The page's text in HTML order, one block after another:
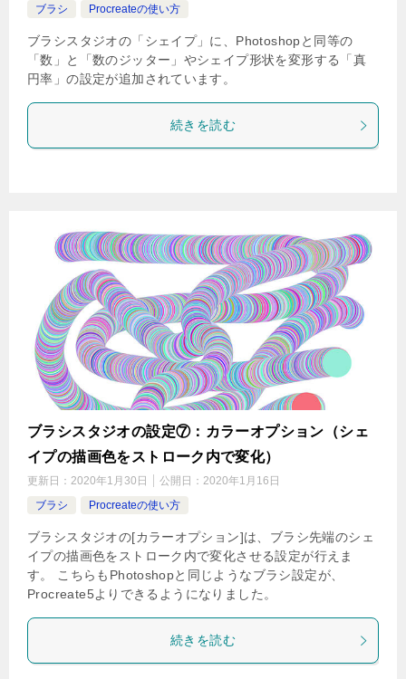
ブラシ
Procreateの使い方
ブラシスタジオの「シェイプ」に、Photoshopと同等の
「数」と「数のジッター」やシェイプ形状を変形する「真
円率」の設定が追加されています。
続きを読む
ブラシスタジオの設定⑦：カラーオプション（シェ
イプの描画色をストローク内で変化）
更新日： 2020年1月30日 公開日： 2020年1月16日
ブラシ
Procreateの使い方
ブラシスタジオの[カラーオプション]は、ブラシ先端のシェ
イプの描画色をストローク内で変化させる設定が行えま
す。 こちらもPhotoshopと同じようなブラシ設定が、
Procreate5よりできるようになりました。
続きを読む